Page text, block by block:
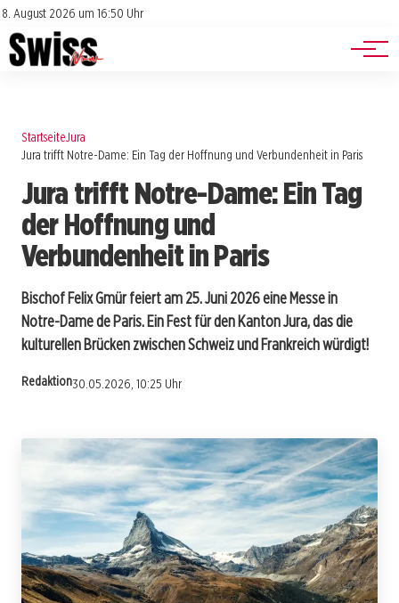
8. August 2026 um 16:50 Uhr
Impressum
Datenschutz
Jobs
Events
StartseiteJura
Jura trifft Notre-Dame: Ein Tag der Hoffnung und Verbundenheit in Paris
Jura trifft Notre-Dame: Ein Tag
der Hoffnung und
Verbundenheit in Paris
Bischof Felix Gmür feiert am 25. Juni 2026 eine Messe in
Notre-Dame de Paris. Ein Fest für den Kanton Jura, das die
kulturellen Brücken zwischen Schweiz und Frankreich würdigt!
Redaktion30.05.2026, 10:25 Uhr